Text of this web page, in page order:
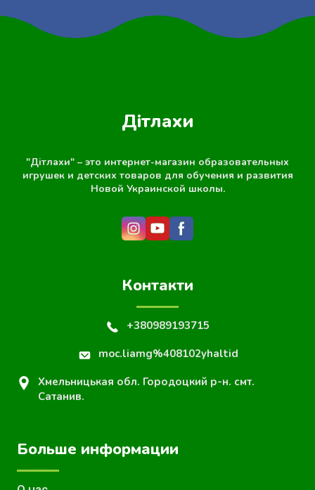
Дітлахи
"Дітлахи" – это интернет-магазин образовательных
игрушек и детских товаров для обучения и развития
Новой Украинской школы.
Контакти
+380989193715
moc.liamg%408102yhaltid
Хмельницькая обл. Городоцкий р-н. смт.
Сатанив.
Больше информации